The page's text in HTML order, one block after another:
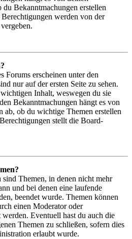
Bekanntmachungen erstellen
werden von der
Forums erscheinen unter den
nur auf der ersten Seite zu sehen.
Inhalt, weswegen du sie
Bekanntmachungen hängt es von
ab, ob du wichtige Themen erstellen
stellt die Board-
sind Themen, in denen nicht mehr
und bei denen eine laufende
beendet wurde. Themen können
einen Moderator oder
Eventuell hast du auch die
Themen zu schließen, sofern dies
erlaubt wurde.